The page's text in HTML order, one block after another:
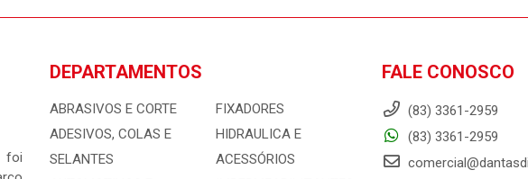
foi
DEPARTAMENTOS
ABRASIVOS E CORTE
ADESIVOS, COLAS E
SELANTES
FIXADORES
HIDRAULICA E
ACESSÓRIOS
FALE CONOSCO
(83) 3361-2959
(83) 3361-2959